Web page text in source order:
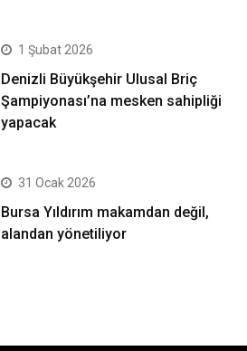
1 Şubat 2026
Denizli Büyükşehir Ulusal Briç
Şampiyonası’na mesken sahipliği
yapacak
31 Ocak 2026
Bursa Yıldırım makamdan değil,
alandan yönetiliyor